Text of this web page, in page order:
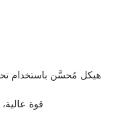
هيكل مُحسَّن باستخدام
قوة